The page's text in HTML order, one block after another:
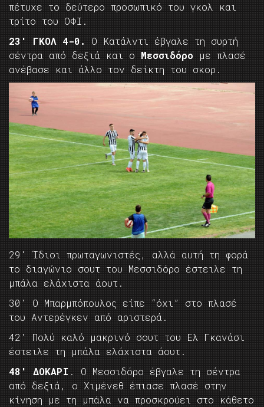
πέτυχε το δεύτερο προσωπικό του γκολ και
τρίτο του ΟΦΙ.
23′ ΓΚΟΛ 4-0.
Ο Κατάλντι έβγαλε τη συρτή
σέντρα από δεξιά και ο Μεσσιδόρο με πλασέ
ανέβασε και άλλο τον δείκτη του σκορ.
29′ Ίδιοι πρωταγωνιστές, αλλά αυτή τη φορά
το διαγώνιο σουτ του Μεσσιδόρο έστειλε τη
μπάλα ελάχιστα άουτ.
30′ Ο Μπαρμπόπουλος είπε “όχι” στο πλασέ
του Αντερέγκεν από αριστερά.
42′ Πολύ καλό μακρινό σουτ του Ελ Γκανάσι
έστειλε τη μπάλα ελάχιστα άουτ.
48′ ΔΟΚΑΡΙ . Ο Μεσσιδόρο έβγαλε τη σέντρα
από δεξιά, ο Χιμένεθ έπιασε πλασέ στην
κίνηση με τη μπάλα να προσκρούει στο κάθετο